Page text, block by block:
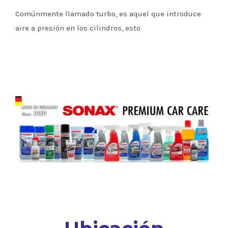
Comúnmente llamado turbo, es aquel que introduce
aire a presión en los cilindros, esto